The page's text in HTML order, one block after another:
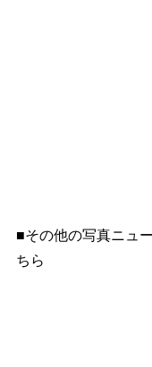
■その他の写真ニュ
ちら